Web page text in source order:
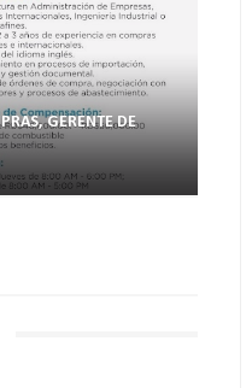
GERENTE DE